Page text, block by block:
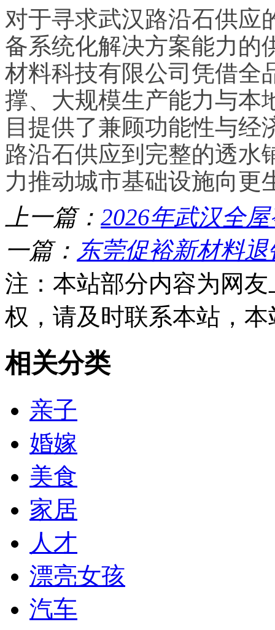
对于寻求武汉路沿石供应
备系统化解决方案能力的
材料科技有限公司凭借全
撑、大规模生产能力与本
目提供了兼顾功能性与经
路沿石供应到完整的透水
力推动城市基础设施向更
上一篇： 2026年武汉全
一篇： 东莞促裕新材料
注：本站部分内容为网
权，请及时联系本站，
相关分类
亲子
婚嫁
美食
家居
人才
漂亮女孩
汽车